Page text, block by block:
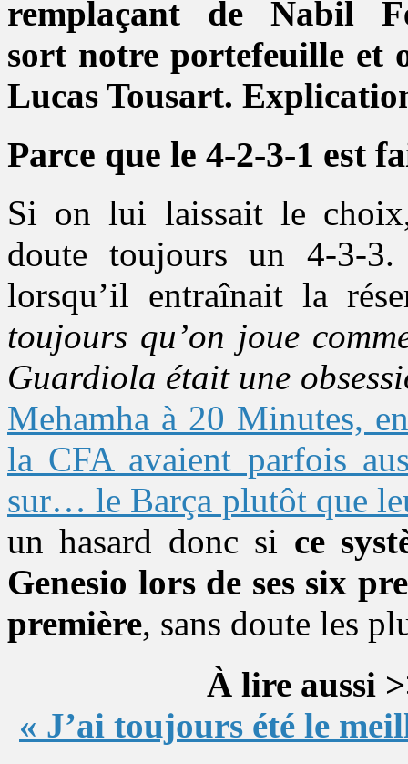
remplaçant de Nabil
sort notre portefeuille et
Lucas Tousart.
Parce que le 4-2-3-1 est
Si on lui laissait le
doute toujours un 4-3-
lorsqu’il entraînait la
toujours qu’on joue
Guardiola était une
Mehamha à 20 Minutes,
la CFA avaient parfois
sur… le Barça plutôt que
un hasard donc si ce
Genesio lors de ses six
première, sans doute les
À lire aussi
« J’ai toujours été le